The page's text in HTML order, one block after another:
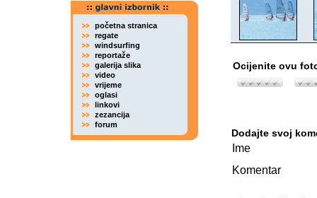
početna stranica
regate
windsurfing
reportaže
galerija slika
video
vrijeme
oglasi
linkovi
zezancija
forum
Ocijenite ovu
Dodajte svoj
Ime
Komentar